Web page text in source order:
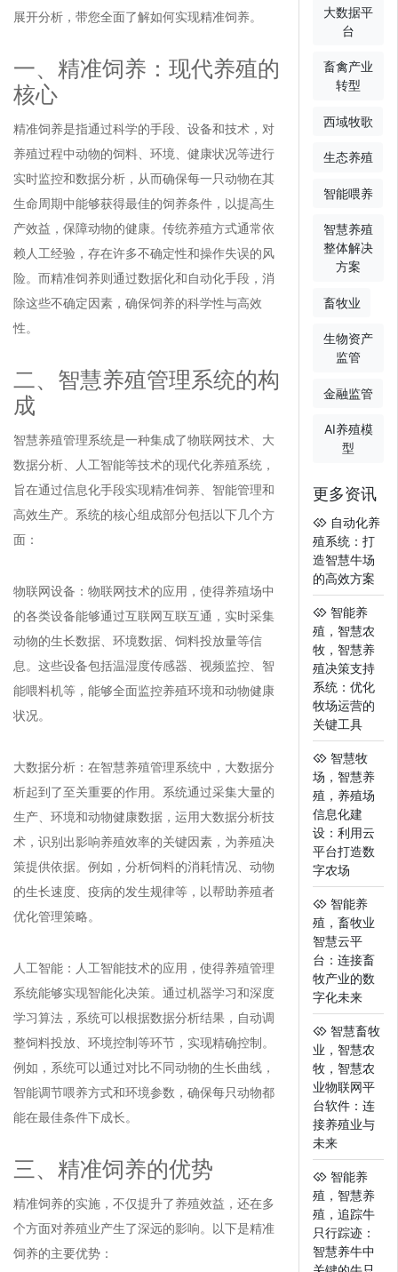
展开分析，带您全面了解如何实现精准饲养。
一、精准饲养：现代养殖的
核心
精准饲养是指通过科学的手段、设备和技术，对
养殖过程中动物的饲料、环境、健康状况等进行
实时监控和数据分析，从而确保每一只动物在其
生命周期中能够获得最佳的饲养条件，以提高生
产效益，保障动物的健康。传统养殖方式通常依
赖人工经验，存在许多不确定性和操作失误的风
险。而精准饲养则通过数据化和自动化手段，消
除这些不确定因素，确保饲养的科学性与高效
性。
二、智慧养殖管理系统的构
成
智慧养殖管理系统是一种集成了物联网技术、大
数据分析、人工智能等技术的现代化养殖系统，
旨在通过信息化手段实现精准饲养、智能管理和
高效生产。系统的核心组成部分包括以下几个方
面：
物联网设备：物联网技术的应用，使得养殖场中
的各类设备能够通过互联网互联互通，实时采集
动物的生长数据、环境数据、饲料投放量等信
息。这些设备包括温湿度传感器、视频监控、智
能喂料机等，能够全面监控养殖环境和动物健康
状况。
大数据分析：在智慧养殖管理系统中，大数据分
析起到了至关重要的作用。系统通过采集大量的
生产、环境和动物健康数据，运用大数据分析技
术，识别出影响养殖效率的关键因素，为养殖决
策提供依据。例如，分析饲料的消耗情况、动物
的生长速度、疫病的发生规律等，以帮助养殖者
优化管理策略。
人工智能：人工智能技术的应用，使得养殖管理
系统能够实现智能化决策。通过机器学习和深度
学习算法，系统可以根据数据分析结果，自动调
整饲料投放、环境控制等环节，实现精确控制。
例如，系统可以通过对比不同动物的生长曲线，
智能调节喂养方式和环境参数，确保每只动物都
能在最佳条件下成长。
三、精准饲养的优势
精准饲养的实施，不仅提升了养殖效益，还在多
个方面对养殖业产生了深远的影响。以下是精准
饲养的主要优势：
大数据平
台
畜禽产业
转型
西域牧歌
生态养殖
智能喂养
智慧养殖
整体解决
方案
畜牧业
生物资产
监管
金融监管
AI养殖模
型
更多资讯
自动化养
殖系统：打
造智慧牛场
的高效方案
智能养
殖，智慧农
牧，智慧养
殖决策支持
系统：优化
牧场运营的
关键工具
智慧牧
场，智慧养
殖，养殖场
信息化建
设：利用云
平台打造数
字农场
智能养
殖，畜牧业
智慧云平
台：连接畜
牧产业的数
字化未来
智慧畜牧
业，智慧农
牧，智慧农
业物联网平
台软件：连
接养殖业与
未来
智能养
殖，智慧养
殖，追踪牛
只行踪迹：
智慧养牛中